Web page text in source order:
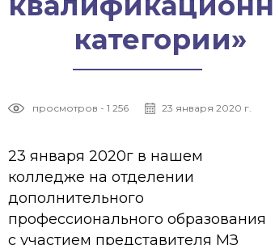
категории»
просмотров - 1 256 23 января 2020 г.
23 января 2020г в нашем
колледже на отделении
дополнительного
профессионального образования
с участием представителя МЗ